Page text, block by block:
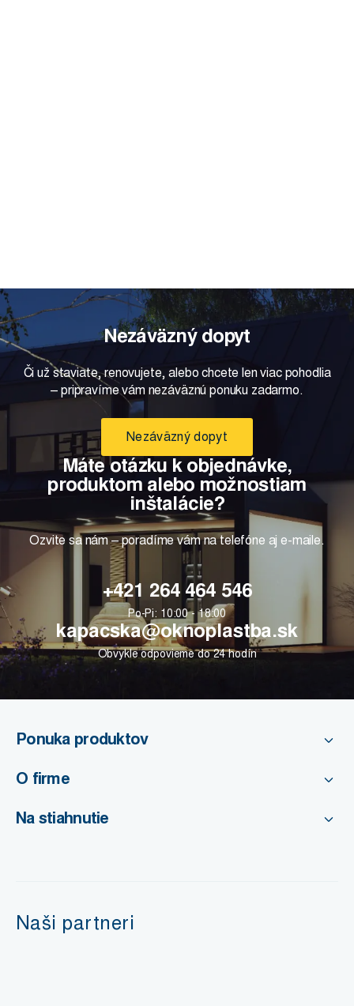
Nezáväzný dopyt
Či už staviate, renovujete, alebo chcete len viac pohodlia
– pripravíme vám nezáväznú ponuku zadarmo.
Nezáväzný dopyt
Máte otázku k objednávke,
produktom alebo možnostiam
inštalácie?
Ozvite sa nám – poradíme vám na telefóne aj e-maile.
+421 264 464 546
Po-Pi: 10:00 - 18:00
kapacska@oknoplastba.sk
Obvykle odpovieme do 24 hodín
Ponuka produktov
O firme
Na stiahnutie
Naši partneri